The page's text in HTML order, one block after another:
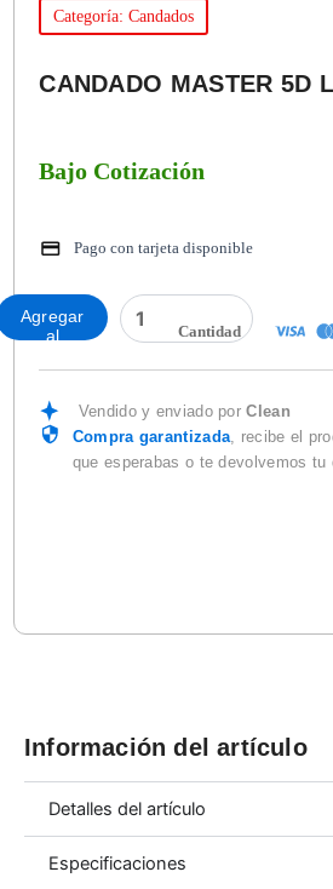
Categoría: Candados
CANDADO MASTER 5D
Bajo Cotización
Pago con tarjeta disponible
CANDADO
MASTER
LAMINADO
cantidad
Agregar
al
Vendido y enviado porClean
Compra garantizada, recibe el
que esperabas o te devolvemos tu
Información del artículo
Detalles del artículo
Especificaciones